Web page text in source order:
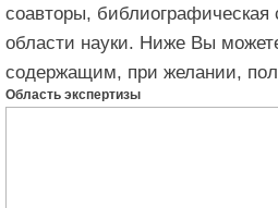
соавторы,
области науки. Ниже Вы
содержащим, при желании,
Область экспертизы